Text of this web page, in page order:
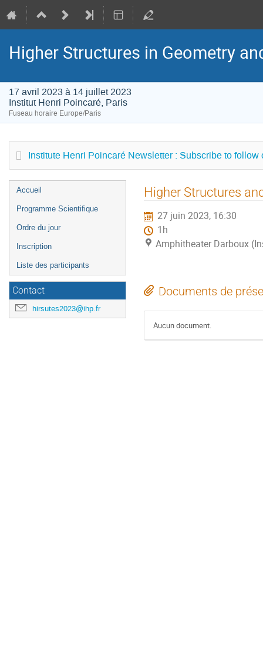
Higher Structures in Geometry
17 avril 2023 à 14 juillet 2023
Institut Henri Poincaré, Paris
Fuseau horaire Europe/Paris
Institute Henri Poincaré Newsletter : Subscribe to follow
Menu
de
Accueil
Programme Scientifique
Ordre du jour
Inscription
Liste des participants
Contact
hirsutes2023@ihp.fr
Higher Structures
27 juin 2023, 16:30
1h
Amphitheater Darboux
Documents de
Aucun document.